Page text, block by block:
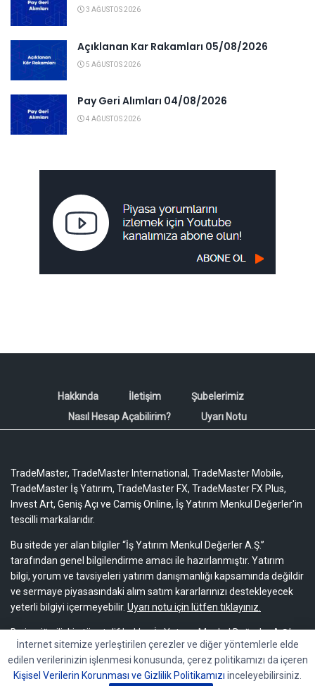
3 AĞUSTOS 2026
Açıklanan Kar Rakamları 05/08/2026
5 AĞUSTOS 2026
Pay Geri Alımları 04/08/2026
4 AĞUSTOS 2026
Hakkında İletişim
Şubelerimiz
Nasıl Hesap Açabilirim?
Uyarı Notu
TradeMaster, TradeMaster International, TradeMaster Mobile,
TradeMaster İş Yatırım, TradeMaster FX, TradeMaster FX Plus,
Invest Art, Geniş Açı ve Camiş Online, İş Yatırım Menkul Değerler'in
tescilli markalarıdır.
Bu sitede yer alan bilgiler “İş Yatırım Menkul Değerler A.Ş.”
tarafından genel bilgilendirme amacı ile hazırlanmıştır. Yatırım
bilgi, yorum ve tavsiyeleri yatırım danışmanlığı kapsamında değildir
ve sermaye piyasasındaki alım satım kararlarınızı destekleyecek
yeterli bilgiyi içermeyebilir. Uyarı notu için lütfen tıklayınız.
Bu içeriğe ilişkin tüm telif hakları İş Yatırım Menkul Değerler A.Ş.’ye
aittir. Bu içerik, açık iznimiz olmaksızın başkaları tarafından
herhangi bir amaçla, kısmen veya tamamen çoğaltılamaz,
dağıtılamaz, yayımlanamaz veya değiştirilemez.
İnternet sitemize yerleştirilen çerezler ve diğer yöntemlerle elde
edilen verilerinizin işlenmesi konusunda, çerez politikamızı da içeren
Kişisel Verilerin Korunması ve Gizlilik Politikamızı inceleyebilirsiniz.